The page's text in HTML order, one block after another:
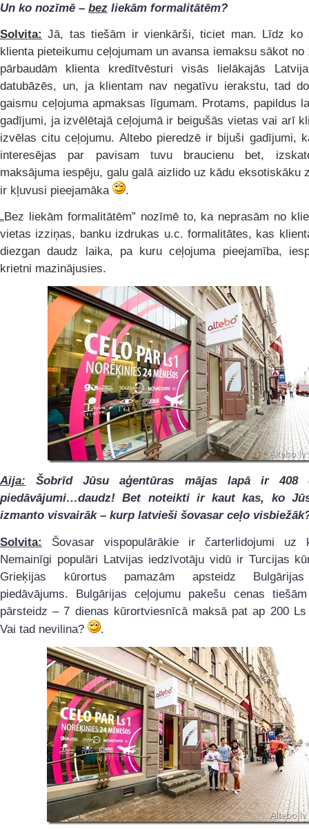
Un ko nozīmē – bez liekām formalitātēm?
Solvita: Jā, tas tiešām ir vienkārši, ticiet man. Līdz ko
klienta pieteikumu ceļojumam un avansa iemaksu sākot no
pārbaudām klienta kredītvēsturi visās lielākajās
datubāzēs, un, ja klientam nav negatīvu ierakstu, tad
gaismu ceļojuma apmaksas līgumam. Protams, papildus
gadījumi, ja izvēlētajā ceļojumā ir beigušās vietas vai arī
izvēlas citu ceļojumu. Altebo pieredzē ir bijuši gadījumi,
interesējas par pavisam tuvu braucienu bet,
maksājuma iespēju, galu galā aizlido uz kādu eksotiskāku
ir kļuvusi pieejamāka
.
„Bez liekām formalitātēm” nozīmē to, ka neprasām no
vietas izziņas, banku izdrukas u.c. formalitātes, kas
diezgan daudz laika, pa kuru ceļojuma pieejamība,
krietni mazinājusies.
Aija: Šobrīd Jūsu aģentūras mājas lapā ir 408
piedāvājumi…daudz! Bet noteikti ir kaut kas, ko
izmanto visvairāk – kurp latvieši šovasar ceļo
Solvita:
Šovasar vispopulārākie ir čarterlidojumi uz
Nemainīgi populāri Latvijas iedzīvotāju vidū ir Turcijas
Grieķijas kūrortus pamazām apsteidz
piedāvājums. Bulgārijas ceļojumu pakešu cenas
pārsteidz – 7 dienas kūrortviesnīcā maksā pat ap 200 Ls
Vai tad nevilina?
.